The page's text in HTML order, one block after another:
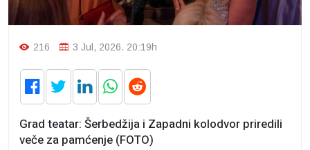
216 3 Jul, 2026. 20:19h
Grad teatar: Šerbedžija i Zapadni kolodvor priredili
veče za pamćenje (FOTO)